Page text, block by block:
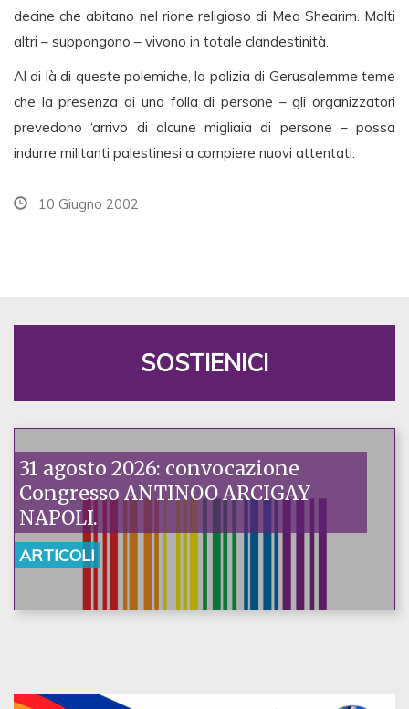
decine che abitano nel rione religioso di Mea Shearim. Molti
altri – suppongono – vivono in totale clandestinità.
Al di là di queste polemiche, la polizia di Gerusalemme teme
che la presenza di una folla di persone – gli organizzatori
prevedono ‘arrivo di alcune migliaia di persone – possa
indurre militanti palestinesi a compiere nuovi attentati.
10 Giugno 2002
SOSTIENICI
31 agosto 2026: convocazione
Congresso ANTINOO ARCIGAY
NAPOLI.
ARTICOLI